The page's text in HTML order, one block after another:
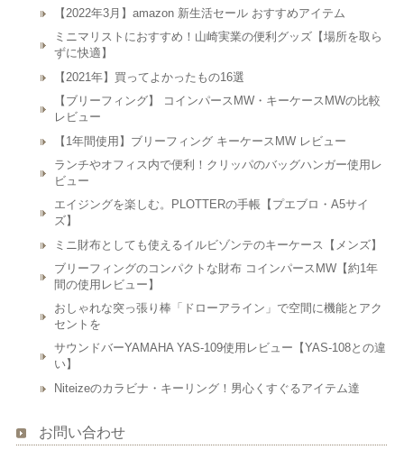
【2022年3月】amazon 新生活セール おすすめアイテム
ミニマリストにおすすめ！山崎実業の便利グッズ【場所を取ら
ずに快適】
【2021年】買ってよかったもの16選
【ブリーフィング】 コインパースMW・キーケースMWの比較
レビュー
【1年間使用】ブリーフィング キーケースMW レビュー
ランチやオフィス内で便利！クリッパのバッグハンガー使用レ
ビュー
エイジングを楽しむ。PLOTTERの手帳【プエブロ・A5サイ
ズ】
ミニ財布としても使えるイルビゾンテのキーケース【メンズ】
ブリーフィングのコンパクトな財布 コインパースMW【約1年
間の使用レビュー】
おしゃれな突っ張り棒「ドローアライン」で空間に機能とアク
セントを
サウンドバーYAMAHA YAS-109使用レビュー【YAS-108との違
い】
Niteizeのカラビナ・キーリング！男心くすぐるアイテム達
お問い合わせ